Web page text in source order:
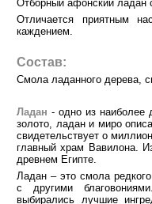
Отборный афонский ладан
Отличается приятным
каждением.
Состав:
Смола ладанного дерева,
Ладан - одно из наиболее
золото, ладан и миро
свидетельствует о
главный храм Вавилона.
древнем Египте.
Ладан – это смола
с другими
выбирались лучшие